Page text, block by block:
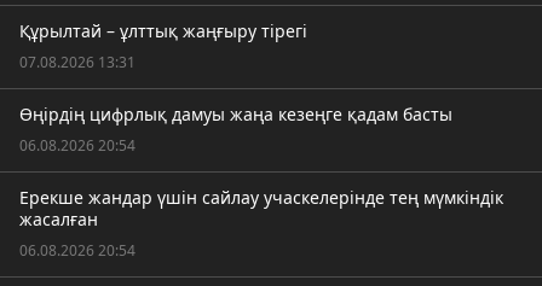
Құрылтай – ұлттық жаңғыру тірегі
07.08.2026 13:31
Өңірдің цифрлық дамуы жаңа кезеңге қадам басты
06.08.2026 20:54
Ерекше жандар үшін сайлау учаскелерінде тең мүмкіндік
жасалған
06.08.2026 20:54